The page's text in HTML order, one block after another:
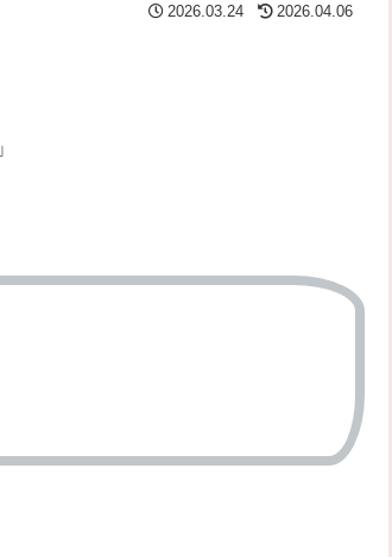
2026.03.24 2026.04.06